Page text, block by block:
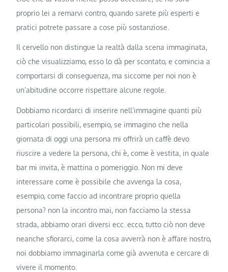
proprio lei a remarvi contro, quando sarete più esperti e
pratici potrete passare a cose più sostanziose.
Il cervello non distingue la realtà dalla scena immaginata,
ciò che visualizziamo, esso lo dà per scontato, e comincia a
comportarsi di conseguenza, ma siccome per noi non è
un’abitudine occorre rispettare alcune regole.
Dobbiamo ricordarci di inserire nell’immagine quanti più
particolari possibili, esempio, se immagino che nella
giornata di oggi una persona mi offrirà un caffè devo
riuscire a vedere la persona, chi è, come è vestita, in quale
bar mi invita, è mattina o pomeriggio. Non mi deve
interessare come è possibile che avvenga la cosa,
esempio, come faccio ad incontrare proprio quella
persona? non la incontro mai, non facciamo la stessa
strada, abbiamo orari diversi ecc. ecco, tutto ciò non deve
neanche sfiorarci, come la cosa avverrà non è affare nostro,
noi dobbiamo immaginarla come già avvenuta e cercare di
vivere il momento.